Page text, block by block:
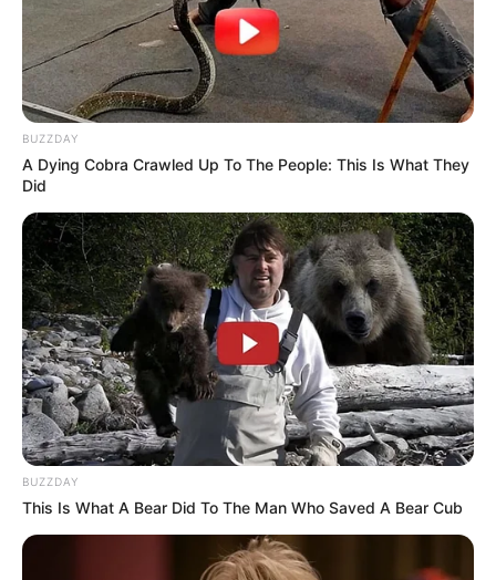
19:09 / 06 Avqust 2026 CƏMİYYƏT
Şəxs məcburi nikahda saxlanıla bilərmi?
—Vəkildən AÇIQLAMA
49 0 0
BUZZDAY
A Dying Cobra Crawled Up To The People: This Is What They
Did
BUZZDAY
This Is What A Bear Did To The Man Who Saved A Bear Cub